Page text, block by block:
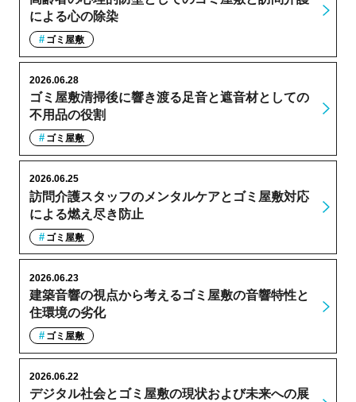
による心の除染
ゴミ屋敷
ゴミ屋敷清掃後に響き渡る足音と遮音材としての
不用品の役割
2026.06.28
ゴミ屋敷
訪問介護スタッフのメンタルケアとゴミ屋敷対応
による燃え尽き防止
2026.06.25
ゴミ屋敷
建築音響の視点から考えるゴミ屋敷の音響特性と
住環境の劣化
2026.06.23
ゴミ屋敷
デジタル社会とゴミ屋敷の現状および未来への展
2026.06.22